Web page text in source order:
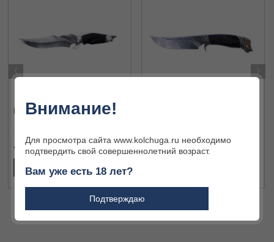
КЗ Нож Акула
49 776 ₽
ПОДРОБНЕЕ
42 090 ₽
‹ ›
Внимание!
Для просмотра сайта www.kolchuga.ru необходимо
подтвердить свой совершеннолетний возраст.
Вам уже есть 18 лет?
Подтверждаю